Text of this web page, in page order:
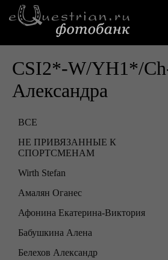
CSI2*-W/YH1*/
Александра
ВСЕ
НЕ ПРИВЯЗАННЫЕ К
СПОРТСМЕНАМ
Wirth Stefan
Амалян Оганес
Афонина Екатерина-Виктория
Бабушкина Алена
Белехов Александр